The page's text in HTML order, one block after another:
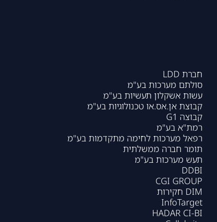
חברת LDD
סולתם מערכות בע"מ
עשות אשקלון תעשיות בע"מ
קבוצת אן.אס.או טכנולוגיות בע"מ
קבוצה G1
רמת"א בע"מ
רפאל מערכות לחימה מתקדמות בע"מ
תומר חברה ממשלתית
תעש מערכות בע"מ
DDBI
CGI GROUP
DIM חקירות
InfoTarget
HADAR CI-BI